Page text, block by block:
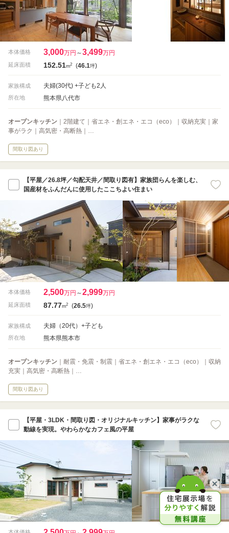
本体価格 3,000万円 ～3,499万円
延床面積 152.51m2 (46.1坪)
家族構成 夫婦(30代) +子ども2人
所在地 熊本県八代市
オープンキッチン ｜2階建て｜省エネ・創エネ・エコ（eco）｜収納充実｜家
事がラク｜高気密・高断熱｜…
間取り図あり
【平屋／26.8坪／勾配天井／間取り図有】家族団らんを楽しむ、
国産材をふんだんに使用したここちよい住まい
本体価格 2,500万円 ～2,999万円
延床面積 87.77m2 (26.5坪)
家族構成 夫婦（20代）+子ども
所在地 熊本県熊本市
オープンキッチン ｜耐震・免震・制震｜省エネ・創エネ・エコ（eco）｜収納
充実｜高気密・高断熱｜…
間取り図あり
【平屋・3LDK・間取り図・オリジナルキッチン】家事がラクな
動線を実現。やわらかなカフェ風の平屋